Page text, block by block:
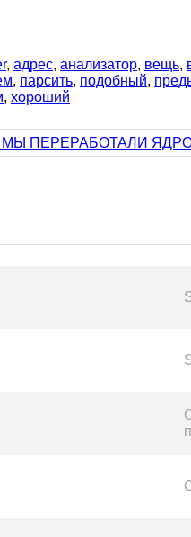
, адрес, анализатор, вещь,
, парсить, подобный,
, хороший
МЫ ПЕРЕРАБОТАЛИ